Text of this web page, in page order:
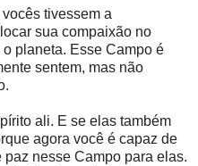
tivessem a
sua compaixão no
planeta. Esse Campo é
sentem, mas não
ali. E se elas também
agora você é capaz de
nesse Campo para elas.